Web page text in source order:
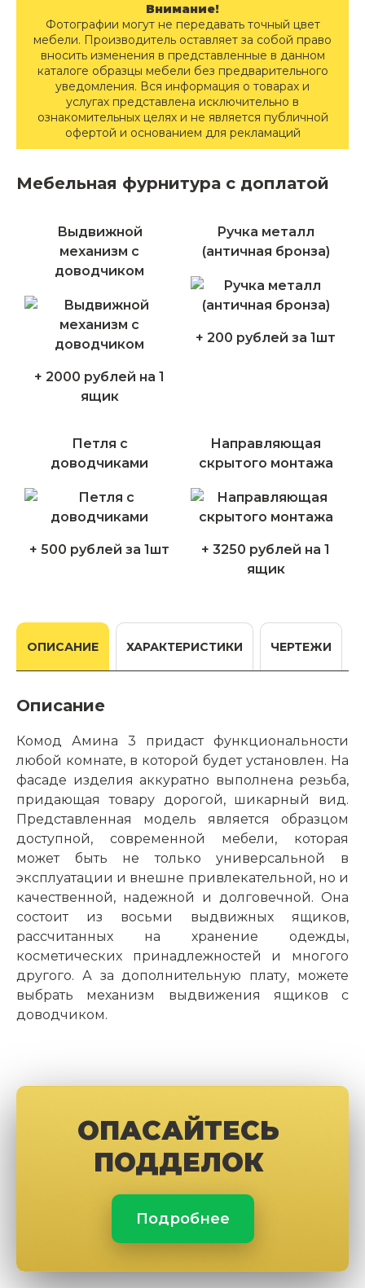
Внимание!
Фотографии могут не передавать точный цвет
мебели. Производитель оставляет за собой право
вносить изменения в представленные в данном
каталоге образцы мебели без предварительного
уведомления. Вся информация о товарах и
услугах представлена исключительно в
ознакомительных целях и не является публичной
офертой и основанием для рекламаций
Мебельная фурнитура с доплатой
Выдвижной
механизм с
доводчиком
+ 2000 рублей на 1
ящик
Ручка металл
(античная бронза)
+ 200 рублей за 1шт
Петля с
доводчиками
+ 500 рублей за 1шт
Направляющая
скрытого монтажа
+ 3250 рублей на 1
ящик
ОПИСАНИЕ ХАРАКТЕРИСТИКИ ЧЕРТЕЖИ
Описание
Комод Амина 3 придаст функциональности
любой комнате, в которой будет установлен. На
фасаде изделия аккуратно выполнена резьба,
придающая товару дорогой, шикарный вид.
Представленная модель является образцом
доступной, современной мебели, которая
может быть не только универсальной в
эксплуатации и внешне привлекательной, но и
качественной, надежной и долговечной. Она
состоит из восьми выдвижных ящиков,
рассчитанных на хранение одежды,
косметических принадлежностей и многого
другого. А за дополнительную плату, можете
выбрать механизм выдвижения ящиков с
доводчиком.
ОПАСАЙТЕСЬ
ПОДДЕЛОК
Подробнее